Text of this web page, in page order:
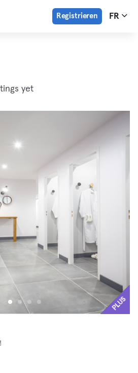
Registrieren FR
yet
PLUS